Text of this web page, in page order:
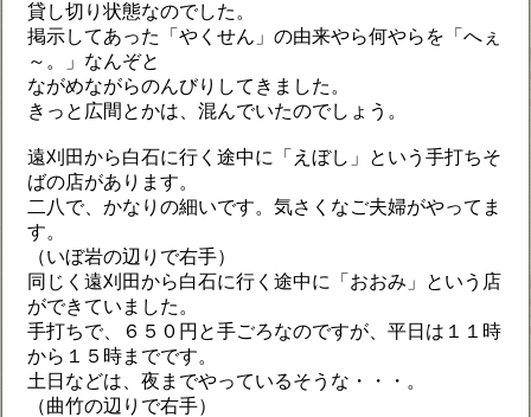
貸し切り状態なのでした。
掲示してあった「やくせん」の由来やら何やらを「へぇ
～。」なんぞと
ながめながらのんびりしてきました。
きっと広間とかは、混んでいたのでしょう。
遠刈田から白石に行く途中に「えぼし」という手打ちそ
ばの店があります。
二八で、かなりの細いです。気さくなご夫婦がやってま
す。
（いぼ岩の辺りで右手）
同じく遠刈田から白石に行く途中に「おおみ」という店
ができていました。
手打ちで、６５０円と手ごろなのですが、平日は１１時
から１５時までです。
土日などは、夜までやっているそうな・・・。
（曲竹の辺りで右手）